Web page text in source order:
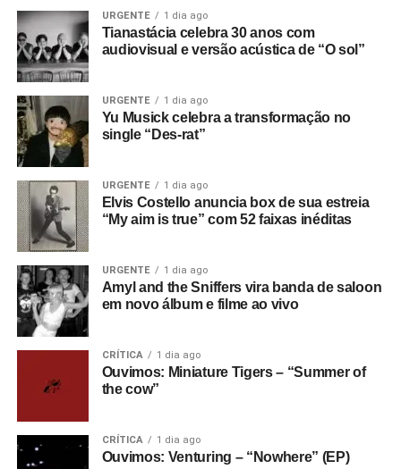
SERVIÇO
Hoobastank em Vila Velha/ES
Data: 1/11, domingo
Evento: Somos Rock Festival
Local e endereço: ainda não divulgados oficialmente para
a edição de 2026
Artista convidada: Aléxia
Ingresso aqui .
Hoobastank em Belo Horizonte/MG
Data: 2/11, segunda-feira
Local: Mister Rock
Endereço: Avenida Tereza Cristina, 295, Prado, Belo
Horizonte/MG
Artista convidada: Aléxia
aqui.
Data: 4/11, quarta-feira
Local: Tork n’ Roll
Ver essa foto no Instagram
URGENTE 1 dia ago
Tianastácia celebra 30 anos com
audiovisual e versão acústica de “O sol”
URGENTE 1 dia ago
Yu Musick celebra a transformação no
single “Des-rat”
URGENTE 1 dia ago
Elvis Costello anuncia box de sua estreia
“My aim is true” com 52 faixas inéditas
URGENTE 1 dia ago
Amyl and the Sniffers vira banda de saloon
em novo álbum e filme ao vivo
CRÍTICA 1 dia ago
Ouvimos: Miniature Tigers – “Summer of
the cow”
CRÍTICA 1 dia ago
Ouvimos: Venturing – “Nowhere” (EP)